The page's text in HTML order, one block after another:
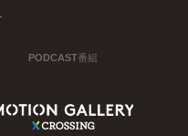
PODCAST番組